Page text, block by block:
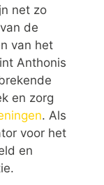
net zo
de
van het
Anthonis
en zorg
. Als
voor het
en